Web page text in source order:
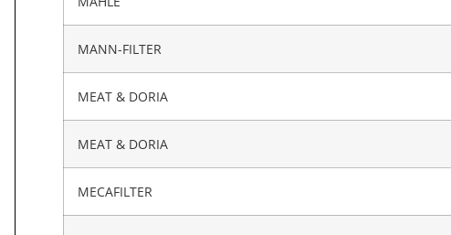
MANN-FILTER
MEAT & DORIA
MEAT & DORIA
MECAFILTER